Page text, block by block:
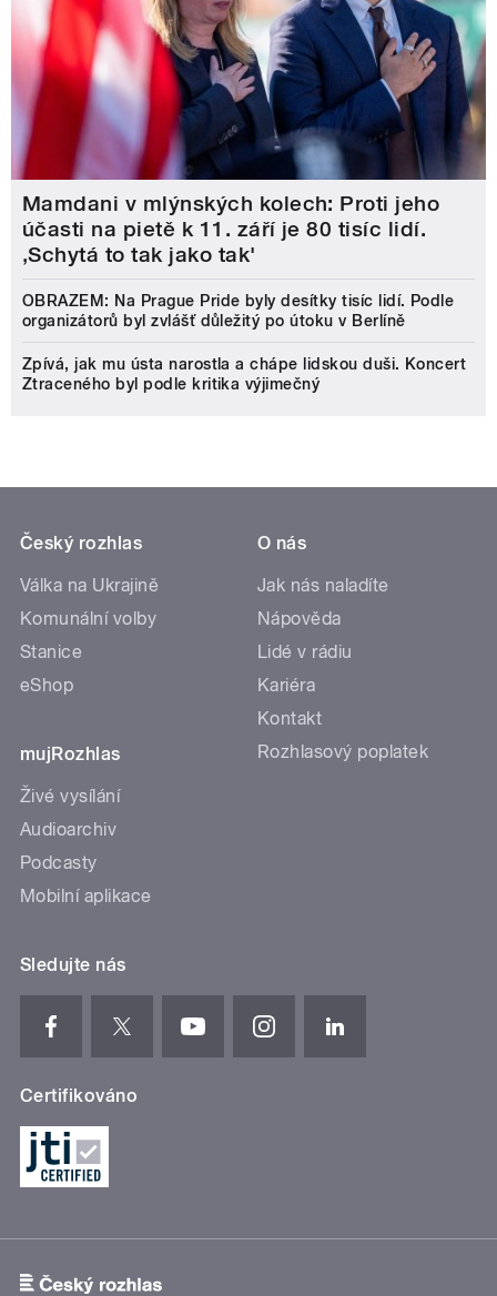
Mamdani v mlýnských kolech: Proti jeho
účasti na pietě k 11. září je 80 tisíc lidí.
‚Schytá to tak jako tak'
OBRAZEM: Na Prague Pride byly desítky tisíc lidí. Podle
organizátorů byl zvlášť důležitý po útoku v Berlíně
Zpívá, jak mu ústa narostla a chápe lidskou duši. Koncert
Ztraceného byl podle kritika výjimečný
Český rozhlas
Válka na Ukrajině
Komunální volby
Stanice
eShop
mujRozhlas
Živé vysílání
Audioarchiv
Podcasty
Mobilní aplikace
O nás
Jak nás naladíte
Nápověda
Lidé v rádiu
Kariéra
Kontakt
Rozhlasový poplatek
Sledujte nás
Certifikováno